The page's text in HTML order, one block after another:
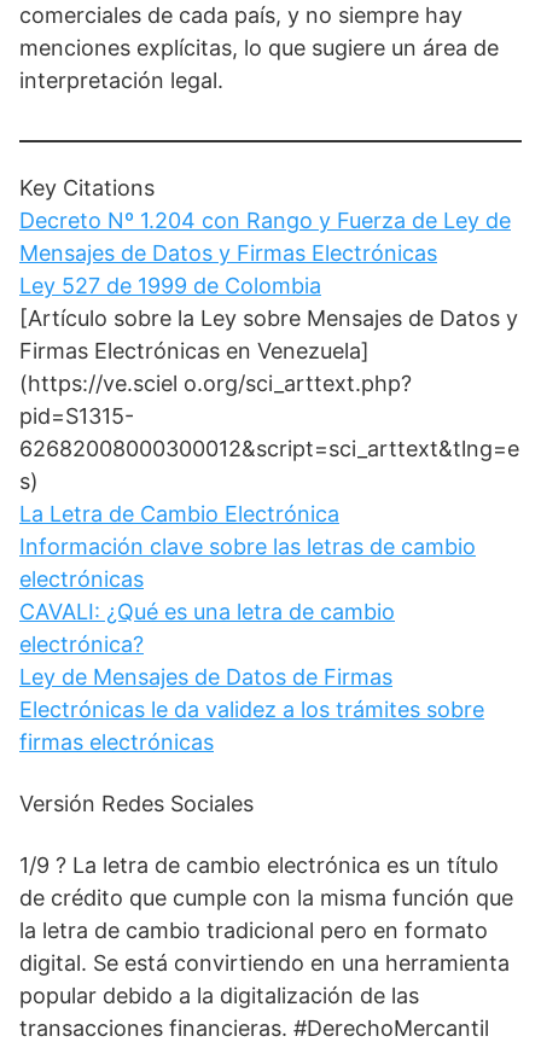
comerciales de cada país, y no siempre hay
menciones explícitas, lo que sugiere un área de
interpretación legal.
Key Citations
Decreto Nº 1.204 con Rango y Fuerza de Ley de
Mensajes de Datos y Firmas Electrónicas
Ley 527 de 1999 de Colombia
[Artículo sobre la Ley sobre Mensajes de Datos y
Firmas Electrónicas en Venezuela]
(https://ve.sciel o.org/sci_arttext.php?
pid=S1315-
62682008000300012&script=sci_arttext&tlng=e
s)
La Letra de Cambio Electrónica
Información clave sobre las letras de cambio
electrónicas
CAVALI: ¿Qué es una letra de cambio
electrónica?
Ley de Mensajes de Datos de Firmas
Electrónicas le da validez a los trámites sobre
firmas electrónicas
Versión Redes Sociales
1/9 ? La letra de cambio electrónica es un título
de crédito que cumple con la misma función que
la letra de cambio tradicional pero en formato
digital. Se está convirtiendo en una herramienta
popular debido a la digitalización de las
transacciones financieras. #DerechoMercantil